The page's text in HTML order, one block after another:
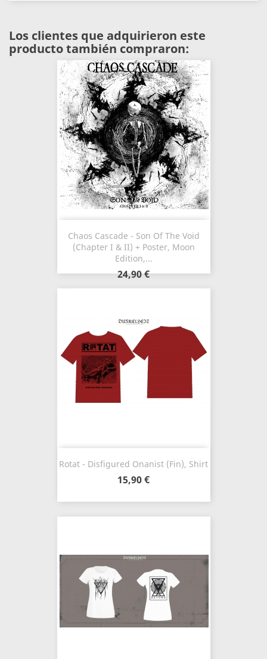
Los clientes que adquirieron este
producto también compraron:
Chaos Cascade - Son Of The Void
(Chapter I & II) + Poster, Moon
Edition,...
24,90 €
Rotat - Disfigured Onanist (Fin), Shirt
15,90 €